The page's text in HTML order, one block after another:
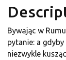
Bywając w
pytanie: a
niezwykle